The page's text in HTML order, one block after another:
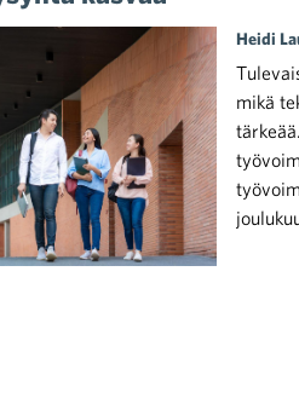
Heidi
mikä
varautuminen
alalta
liitossa